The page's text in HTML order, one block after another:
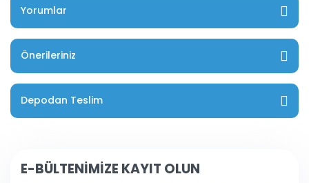
Yorumlar
Önerileriniz
Depodan Teslim
E-BÜLTENİMİZE KAYIT OLUN